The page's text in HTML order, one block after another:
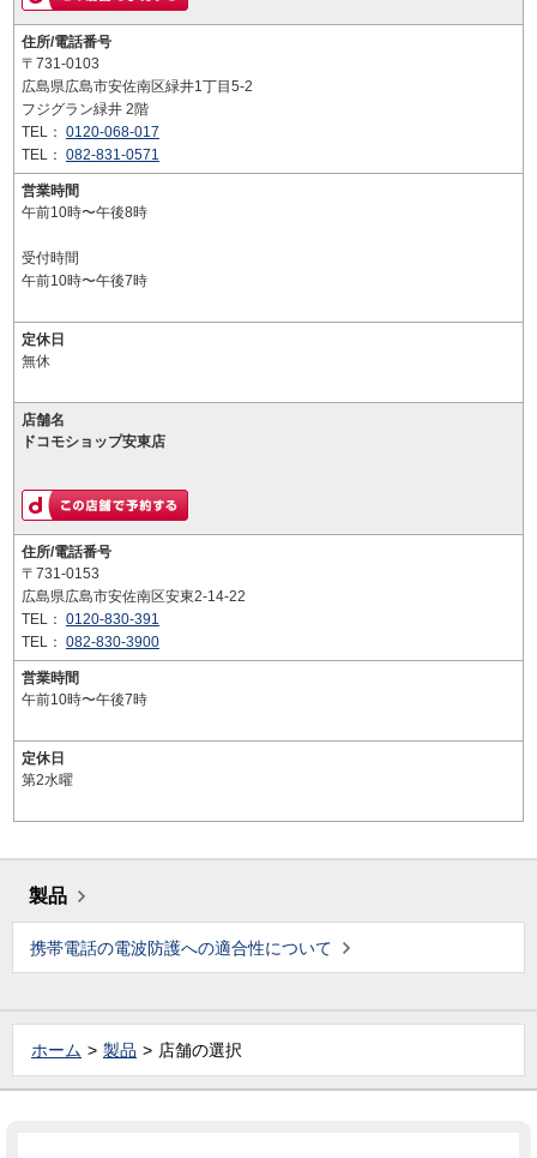
住所/電話番号
〒731-0103
広島県広島市安佐南区緑井1丁目5-2
フジグラン緑井 2階
TEL： 0120-068-017
TEL： 082-831-0571
営業時間
午前10時〜午後8時
受付時間
午前10時〜午後7時
定休日
無休
店舗名
ドコモショップ安東店
住所/電話番号
〒731-0153
広島県広島市安佐南区安東2-14-22
TEL： 0120-830-391
TEL： 082-830-3900
営業時間
午前10時〜午後7時
定休日
第2水曜
製品
携帯電話の電波防護への適合性について
ホーム 製品 店舗の選択